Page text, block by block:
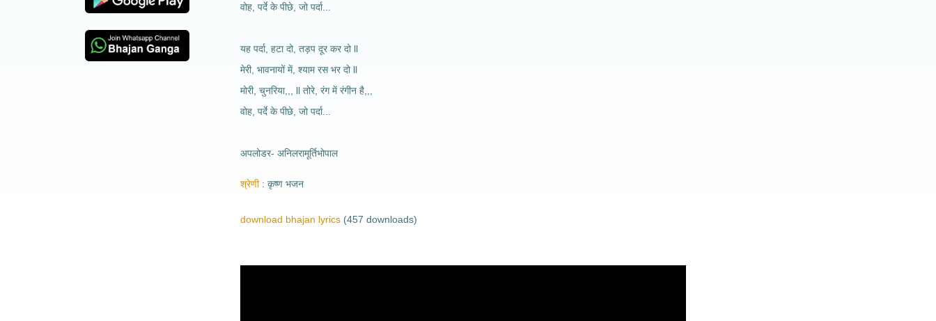
वोह, पर्दे के पीछे, जो पर्दा...
यह पर्दा, हटा दो, तड़प दूर कर दो ll
मेरी, भावनायों में, श्याम रस भर दो ll
मोरी, चुनरिया,,, ll तोरे, रंग में रंगीन है,,,
वोह, पर्दे के पीछे, जो पर्दा...
अपलोडर- अनिलरामूर्तिभोपाल
श्रेणी कृष्ण भजन
download bhajan lyrics (457 downloads)